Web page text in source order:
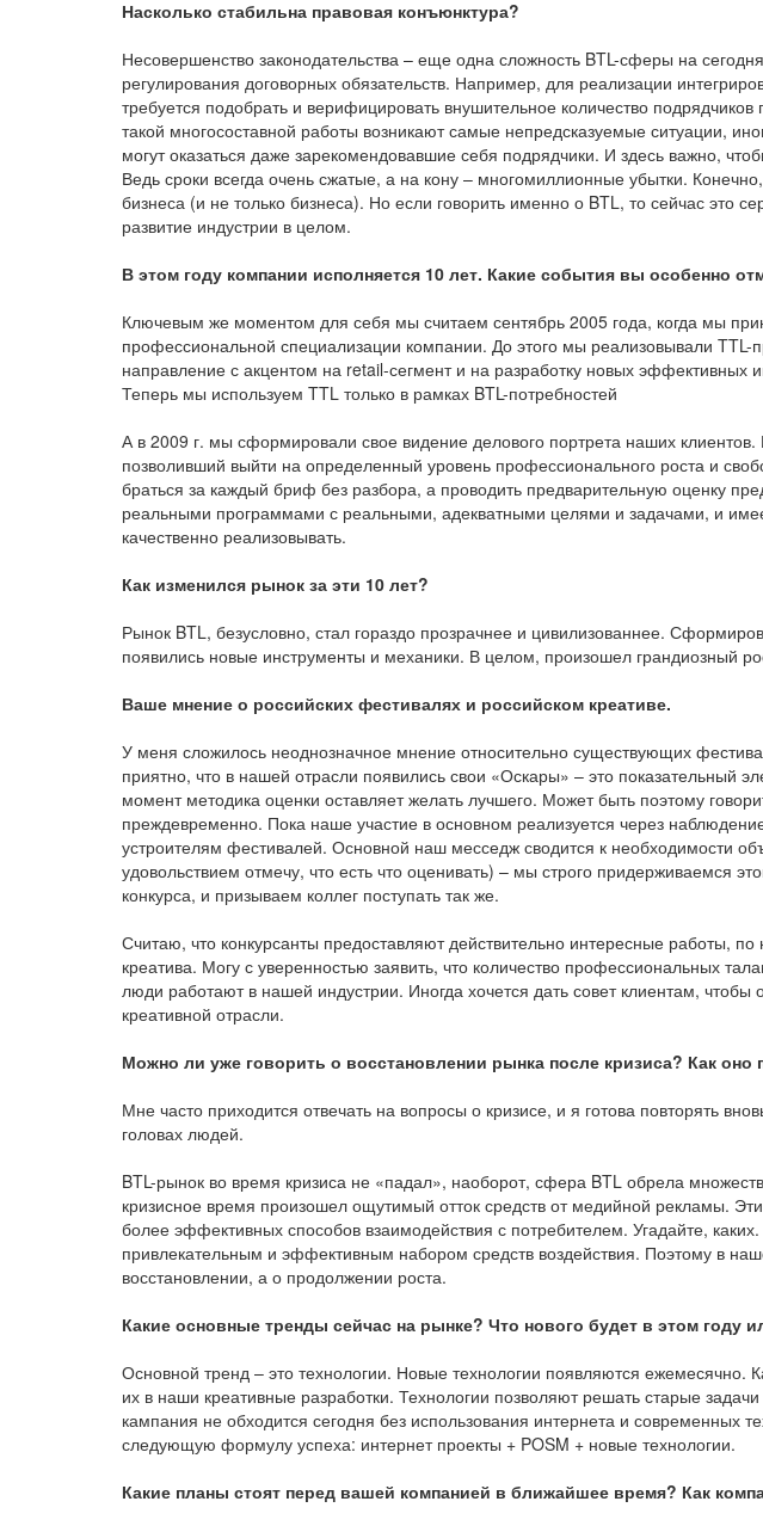
Насколько стабильна правовая конъюнктура?
Несовершенство законодательства – еще одна сложность BTL-сферы на
регулирования договорных обязательств. Например, для реализации
требуется подобрать и верифицировать внушительное количество
такой многосоставной работы возникают самые непредсказуемые ситуации,
могут оказаться даже зарекомендовавшие себя подрядчики. И здесь важно,
Ведь сроки всегда очень сжатые, а на кону – многомиллионные убытки.
бизнеса (и не только бизнеса). Но если говорить именно о BTL, то сейчас это
развитие индустрии в целом.
В этом году компании исполняется 10 лет. Какие события вы особенно
Ключевым же моментом для себя мы считаем сентябрь 2005 года, когда мы
профессиональной специализации компании. До этого мы реализовывали
направление с акцентом на retail-сегмент и на разработку новых эффективных
Теперь мы используем TTL только в рамках BTL-потребностей
А в 2009 г. мы сформировали свое видение делового портрета наших
позволивший выйти на определенный уровень профессионального роста и
браться за каждый бриф без разбора, а проводить предварительную оценку
реальными программами с реальными, адекватными целями и задачами, и
качественно реализовывать.
Как изменился рынок за эти 10 лет?
Рынок BTL, безусловно, стал гораздо прозрачнее и цивилизованнее.
появились новые инструменты и механики. В целом, произошел грандиозный
Ваше мнение о российских фестивалях и российском креативе.
У меня сложилось неоднозначное мнение относительно существующих
приятно, что в нашей отрасли появились свои «Оскары» – это показательный
момент методика оценки оставляет желать лучшего. Может быть поэтому
преждевременно. Пока наше участие в основном реализуется через
устроителям фестивалей. Основной наш месседж сводится к необходимости
удовольствием отмечу, что есть что оценивать) – мы строго придерживаемся
конкурса, и призываем коллег поступать так же.
Считаю, что конкурсанты предоставляют действительно интересные работы,
креатива. Могу с уверенностью заявить, что количество профессиональных
люди работают в нашей индустрии. Иногда хочется дать совет клиентам,
креативной отрасли.
Можно ли уже говорить о восстановлении рынка после кризиса? Как оно
Мне часто приходится отвечать на вопросы о кризисе, и я готова повторять
головах людей.
BTL-рынок во время кризиса не «падал», наоборот, сфера BTL обрела
кризисное время произошел ощутимый отток средств от медийной рекламы.
более эффективных способов взаимодействия с потребителем. Угадайте,
привлекательным и эффективным набором средств воздействия. Поэтому в
восстановлении, а о продолжении роста.
Какие основные тренды сейчас на рынке? Что нового будет в этом году
Основной тренд – это технологии. Новые технологии появляются
их в наши креативные разработки. Технологии позволяют решать старые
кампания не обходится сегодня без использования интернета и современных
следующую формулу успеха: интернет проекты + POSM + новые технологии.
Какие планы стоят перед вашей компанией в ближайшее время? Как